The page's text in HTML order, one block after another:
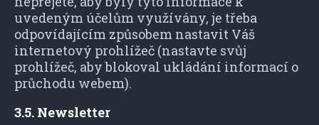
uvedeným účelům využívány, je třeba
odpovídajícím způsobem nastavit Váš
internetový prohlížeč (nastavte svůj
prohlížeč, aby blokoval ukládání informací o
průchodu webem).
3.5. Newsletter